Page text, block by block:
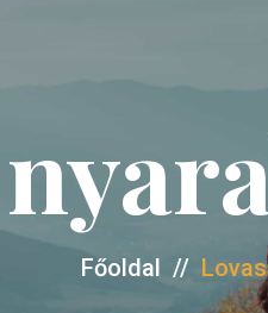
Főoldal //